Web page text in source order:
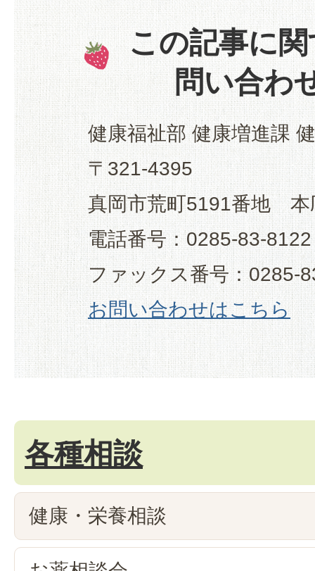
この記事に
問い合わ
健康福祉部 健康増進課
〒321-4395
真岡市荒町5191番地 本
電話番号：0285-83-8122
ファックス番号：0285-
お問い合わせはこちら
各種相談
健康・栄養相談